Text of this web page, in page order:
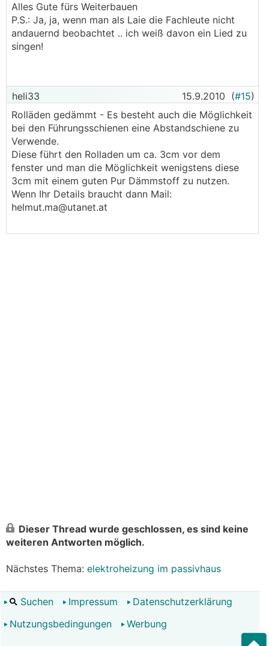
Alles Gute fürs Weiterbauen
P.S.: Ja, ja, wenn man als Laie die Fachleute nicht
andauernd beobachtet .. ich weiß davon ein Lied zu
singen!
heli33 15.9.2010 (#15)
Rolläden gedämmt - Es besteht auch die Möglichkeit
bei den Führungsschienen eine Abstandschiene zu
Verwende.
Diese führt den Rolladen um ca. 3cm vor dem
fenster und man die Möglichkeit wenigstens diese
3cm mit einem guten Pur Dämmstoff zu nutzen.
Wenn Ihr Details braucht dann Mail:
helmut.ma@utanet.at
Dieser Thread wurde geschlossen, es sind keine
weiteren Antworten möglich.
Nächstes Thema: elektroheizung im passivhaus
Suchen Impressum
Datenschutzerklärung
Nutzungsbedingungen
Werbung